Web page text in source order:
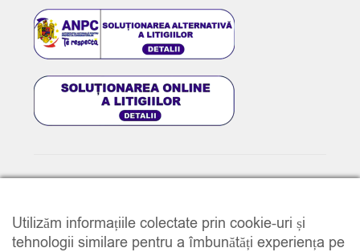
Utilizăm informațiile colectate prin cookie-uri și
tehnologii similare pentru a îmbunătăți experiența pe